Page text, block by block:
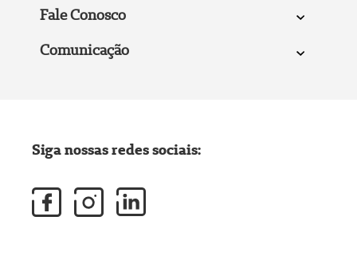
Fale Conosco
Comunicação
Siga nossas redes sociais: